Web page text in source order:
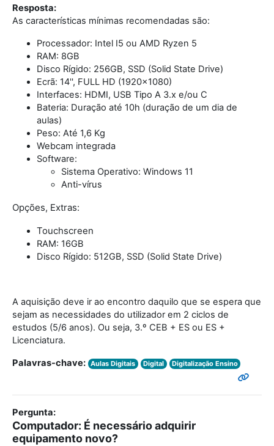
Resposta:
As características mínimas recomendadas são:
Processador: Intel I5 ou AMD Ryzen 5
RAM: 8GB
Disco Rígido: 256GB, SSD (Solid State Drive)
Ecrã: 14'', FULL HD (1920x1080)
Interfaces: HDMI, USB Tipo A 3.x e/ou C
Bateria: Duração até 10h (duração de um dia de
aulas)
Peso: Até 1,6 Kg
Webcam integrada
Software:
Sistema Operativo: Windows 11
Anti-vírus
Opções, Extras:
Touchscreen
RAM: 16GB
Disco Rígido: 512GB, SSD (Solid State Drive)
A aquisição deve ir ao encontro daquilo que se espera que
sejam as necessidades do utilizador em 2 ciclos de
estudos (5/6 anos). Ou seja, 3.º CEB + ES ou ES +
Licenciatura.
Palavras-chave: Aulas Digitais Digital Digitalização Ensino
Pergunta:
Computador: É necessário adquirir
equipamento novo?